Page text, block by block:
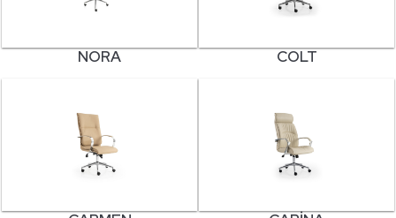
NORA COLT